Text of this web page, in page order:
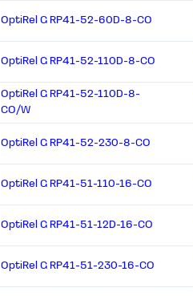
OptiRel G RP41-52-60D-8-CO
OptiRel G RP41-52-110D-8-CO
OptiRel G RP41-52-110D-8-
CO/W
OptiRel G RP41-52-230-8-CO
OptiRel G RP41-51-110-16-CO
OptiRel G RP41-51-12D-16-CO
OptiRel G RP41-51-230-16-CO